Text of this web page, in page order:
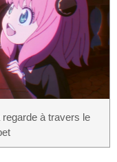
regarde à travers le